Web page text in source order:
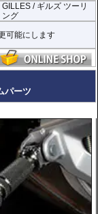
GILLES / ギルズ ツーリ
ング
可能にします
パーツ